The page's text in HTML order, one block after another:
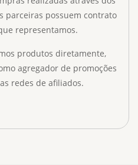
parceiras possuem contrato
representamos.
produtos diretamente,
agregador de promoções
redes de afiliados.